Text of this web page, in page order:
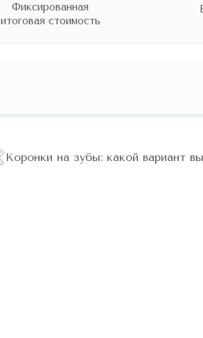
Фиксированная
итоговая стоимость
Коронки на зубы: какой вариант